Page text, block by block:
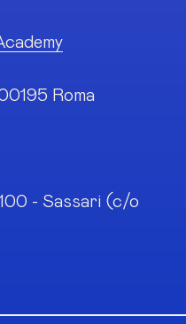
Roma
- Sassari (c/o